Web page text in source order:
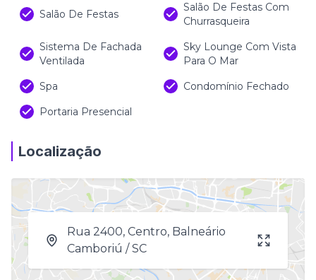
Salão De Festas
Salão De Festas Com
Churrasqueira
Sistema De Fachada
Ventilada
Sky Lounge Com Vista
Para O Mar
Spa
Condomínio Fechado
Portaria Presencial
Localização
Rua 2400, Centro, Balneário
Camboriú / SC